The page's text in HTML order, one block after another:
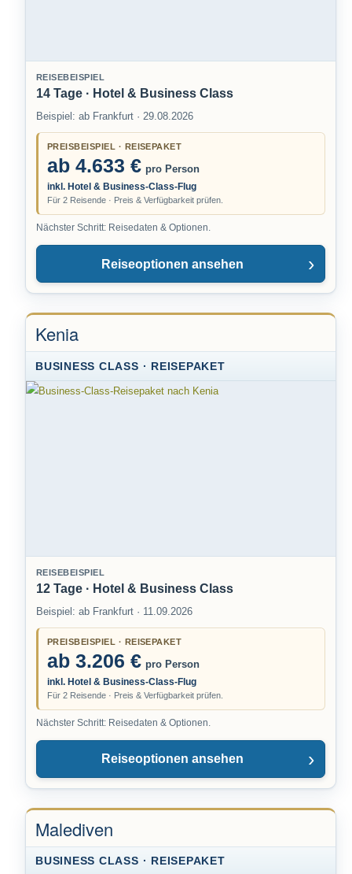
REISEBEISPIEL
14 Tage · Hotel & Business Class
Beispiel: ab Frankfurt · 29.08.2026
PREISBEISPIEL · REISEPAKET
ab 4.633 € pro Person
inkl. Hotel & Business-Class-Flug
Für 2 Reisende · Preis & Verfügbarkeit prüfen.
Nächster Schritt: Reisedaten & Optionen.
Reiseoptionen ansehen
Kenia
BUSINESS CLASS · REISEPAKET
REISEBEISPIEL
12 Tage · Hotel & Business Class
Beispiel: ab Frankfurt · 11.09.2026
PREISBEISPIEL · REISEPAKET
ab 3.206 € pro Person
inkl. Hotel & Business-Class-Flug
Für 2 Reisende · Preis & Verfügbarkeit prüfen.
Nächster Schritt: Reisedaten & Optionen.
Reiseoptionen ansehen
Malediven
BUSINESS CLASS · REISEPAKET